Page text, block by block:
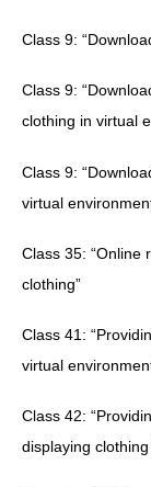
Class 9:
Class 9:
clothing in virtual
Class 9:
virtual
Class 35: “Online
clothing”
Class 41:
virtual
Class 42:
displaying